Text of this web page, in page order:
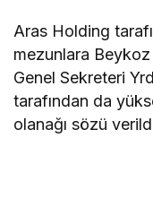
Aras Holding
mezunlara
Genel Sekreteri
tarafından da
olanağı sözü